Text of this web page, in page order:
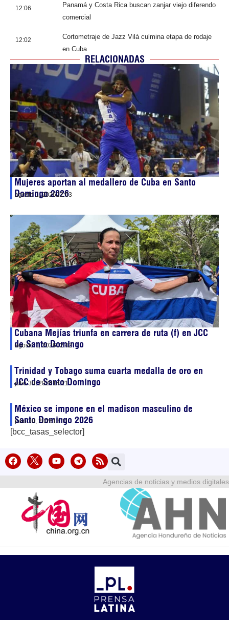
12:06
Panamá y Costa Rica buscan zanjar viejo diferendo
comercial
12:02
Cortometraje de Jazz Vilá culmina etapa de rodaje
en Cuba
RELACIONADAS
Mujeres aportan al medallero de Cuba en Santo
Domingo 2026
agosto 1, 202622:53
Cubana Mejías triunfa en carrera de ruta (f) en JCC
de Santo Domingo
agosto 1, 202612:42
Trinidad y Tobago suma cuarta medalla de oro en
JCC de Santo Domingo
julio 30, 202614:21
México se impone en el madison masculino de
Santo Domingo 2026
julio 30, 202613:11
[bcc_tasas_selector]
Agencias de noticias y medios digitales